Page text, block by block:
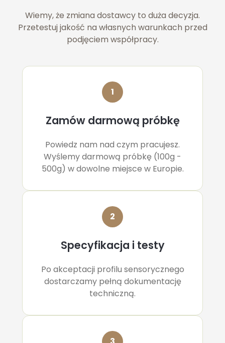
Wiemy, że zmiana dostawcy to duża decyzja.
Przetestuj jakość na własnych warunkach przed
podjęciem współpracy.
1
Zamów darmową próbkę
Powiedz nam nad czym pracujesz.
Wyślemy darmową próbkę (100g -
500g) w dowolne miejsce w Europie.
2
Specyfikacja i testy
Po akceptacji profilu sensorycznego
dostarczamy pełną dokumentację
techniczną.